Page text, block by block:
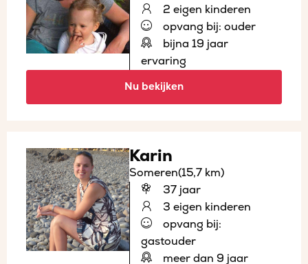
2 eigen kinderen
opvang bij: ouder
bijna 19 jaar
ervaring
Nu bekijken
Karin
Someren(15,7 km)
37 jaar
3 eigen kinderen
opvang bij:
gastouder
meer dan 9 jaar